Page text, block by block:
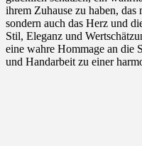
ihrem Zuhause zu haben,
sondern auch das Herz und
Stil, Eleganz und
eine wahre Hommage an die
und Handarbeit zu einer